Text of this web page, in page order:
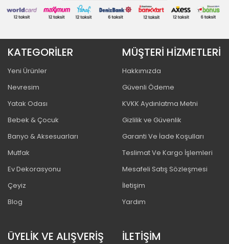
KATEGORİLER
Yeni Ürünler
Nevresim
Yatak Odası
Bebek & Çocuk
Banyo & Aksesuarları
Mutfak
Ev Dekorasyonu
Çeyiz
Blog
MÜŞTERİ HİZMETLERİ
Hakkımızda
Güvenli Ödeme
KVKK Aydınlatma Metni
Gizlilik ve Güvenlik
Garanti Ve İade Koşulları
Teslimat Ve Kargo İşlemleri
Mesafeli Satış Sözleşmesi
İletişim
Yardım
ÜYELİK VE ALIŞVERİŞ İLETİŞİM